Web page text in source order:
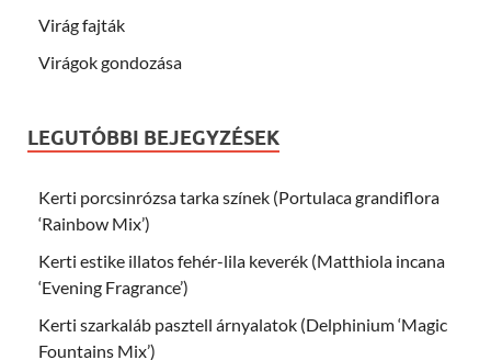
Virág fajták
Virágok gondozása
LEGUTÓBBI BEJEGYZÉSEK
Kerti porcsinrózsa tarka színek (Portulaca grandiflora
‘Rainbow Mix’)
Kerti estike illatos fehér-lila keverék (Matthiola incana
‘Evening Fragrance’)
Kerti szarkaláb pasztell árnyalatok (Delphinium ‘Magic
Fountains Mix’)